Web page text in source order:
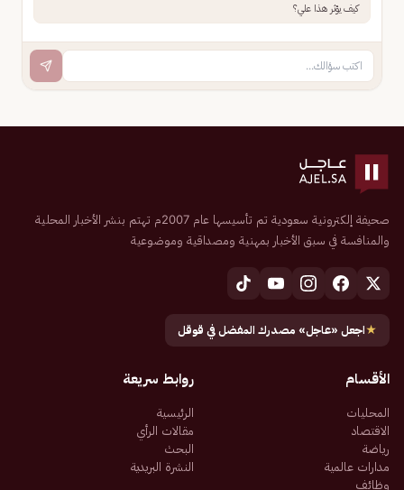
كيف يؤثر هذا علي؟
صحيفة إلكترونية سعودية تم تأسيسها عام 2007م تهتم بنشر الأخبار المحلية
والمنافسة في سبق الأخبار بمهنية ومصداقية وموضوعية
★اجعل «عاجل» مصدرك المفضل في قوقل
الأقسام
المحليات
الاقتصاد
رياضة
مدارات عالمية
وظائف
روابط سريعة
الرئيسية
مقالات الرأي
البحث
النشرة البريدية